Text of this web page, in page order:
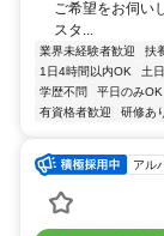
ご希望をお伺い
スタ...
業界未経験者歓迎 扶
1日4時間以内OK
土
学歴不問
平日のみOK
有資格者歓迎
研修あ
アル